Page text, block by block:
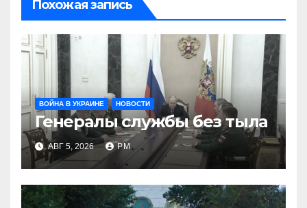
Похожая запись
ВОЙНА В УКРАИНЕ НОВОСТИ
Генералы службы без тыла
АВГ 5, 2026 РМ